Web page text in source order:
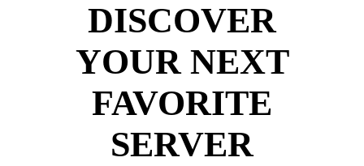
DISCOVER
YOUR NEXT
FAVORITE
SERVER